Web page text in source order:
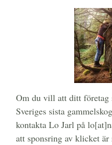
Om du vill att ditt företag
Sveriges sista
kontakta Lo Jarl på
att sponsring av klicket